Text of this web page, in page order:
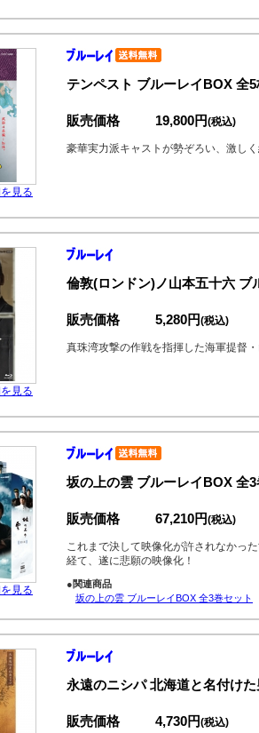
見る
テンペスト ブルーレイBOX 全
販売価格 19,800円(税込)
豪華実力派キャストが勢ぞろい、激し
見る
倫敦(ロンドン)ノ山本五十六 ブ
販売価格 5,280円(税込)
真珠湾攻撃の作戦を指揮した海軍提督
見る
坂の上の雲 ブルーレイBOX 全3
販売価格 67,210円(税込)
これまで決して映像化が許されなかっ
経て、遂に悲願の映像化！
●関連商品
坂の上の雲 ブルーレイBOX 全3巻セット
永遠のニシパ 北海道と名付け
販売価格 4,730円(税込)